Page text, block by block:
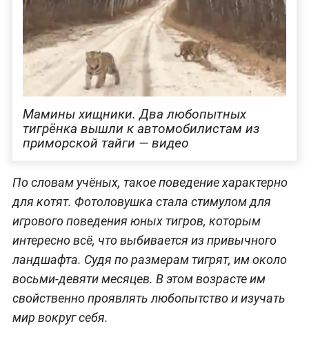
Мамины хищники. Два любопытных
тигрёнка вышли к автомобилистам из
приморской тайги — видео
По словам учёных, такое поведение характерно
для котят. Фотоловушка стала стимулом для
игрового поведения юных тигров, которым
интересно всё, что выбивается из привычного
ландшафта. Судя по размерам тигрят, им около
восьми-девяти месяцев. В этом возрасте им
свойственно проявлять любопытство и изучать
мир вокруг себя.